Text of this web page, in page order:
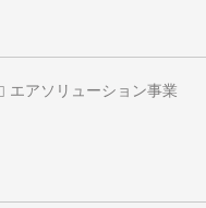
エアソリューション事業